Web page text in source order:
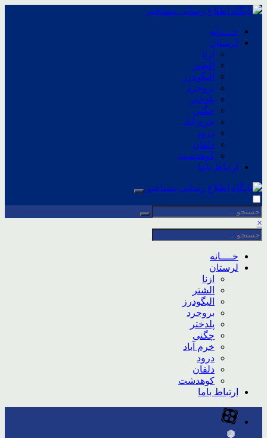
خــــانه
لرستان
ازنا
الشتر
الیگودرز
بروجرد
پلدختر
چگنی
خرم آباد
درود
دلفان
کوهدشت
ارتباط باما
×
خــــانه
لرستان
ازنا
الشتر
الیگودرز
بروجرد
پلدختر
چگنی
خرم آباد
درود
دلفان
کوهدشت
ارتباط باما